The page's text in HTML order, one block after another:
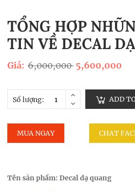
TỔNG HỢP
TIN VỀ DECAL
Giá: 6,000,000 5,600,000
Số lượng: ADD
MUA NGAY CHAT
Tên sản phẩm: Decal dạ quang